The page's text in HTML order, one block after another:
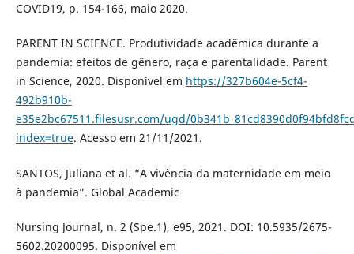
COVID19, p. 154-166, maio 2020.
PARENT IN SCIENCE. Produtividade acadêmica durante a
pandemia: efeitos de gênero, raça e parentalidade. Parent
in Science, 2020. Disponível em https://327b604e-5cf4-
492b910b-
e35e2bc67511.filesusr.com/ugd/
index=true. Acesso em 21/11/2021.
SANTOS, Juliana et al. “A vivência da maternidade em meio
à pandemia”. Global Academic
Nursing Journal, n. 2 (Spe.1), e95, 2021. DOI: 10.5935/2675-
5602.20200095. Disponível em